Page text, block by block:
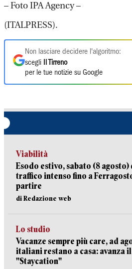
– Foto IPA Agency –
(ITALPRESS).
Non lasciare decidere l'algoritmo:
scegli
Il Tirreno
per le tue notizie su Google
Viabilità
Esodo estivo, sabato (8
traffico intenso fino a
partire
di Redazione web
Lo studio
Vacanze sempre più care, ad
italiani restano a casa: avanza
"Staycation"